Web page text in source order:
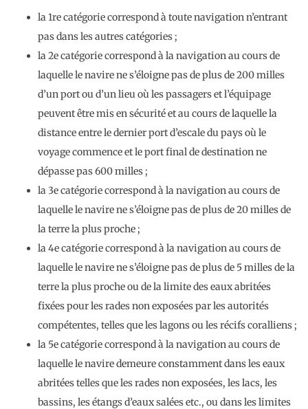
la 1re catégorie correspond à toute navigation n’entrant
pas dans les autres catégories ;
la 2e catégorie correspond à la navigation au cours de
laquelle le navire ne s’éloigne pas de plus de 200 milles
d’un port ou d’un lieu où les passagers et l’équipage
peuvent être mis en sécurité et au cours de laquelle la
distance entre le dernier port d’escale du pays où le
voyage commence et le port final de destination ne
dépasse pas 600 milles ;
la 3e catégorie correspond à la navigation au cours de
laquelle le navire ne s’éloigne pas de plus de 20 milles de
la terre la plus proche ;
la 4e catégorie correspond à la navigation au cours de
laquelle le navire ne s’éloigne pas de plus de 5 milles de la
terre la plus proche ou de la limite des eaux abritées
fixées pour les rades non exposées par les autorités
compétentes, telles que les lagons ou les récifs coralliens ;
la 5e catégorie correspond à la navigation au cours de
laquelle le navire demeure constamment dans les eaux
abritées telles que les rades non exposées, les lacs, les
bassins, les étangs d’eaux salées etc., ou dans les limites